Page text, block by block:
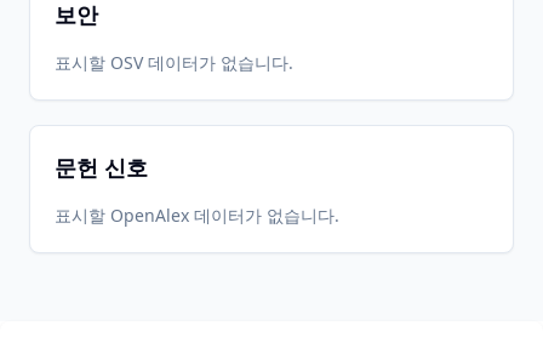
보안
표시할 OSV 데이터가 없습니다.
문헌 신호
표시할 OpenAlex 데이터가 없습니다.